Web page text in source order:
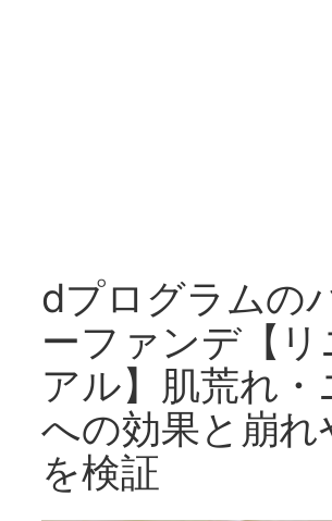
dプログラムの
ーファンデ【リ
アル】肌荒れ・
への効果と崩れ
を検証